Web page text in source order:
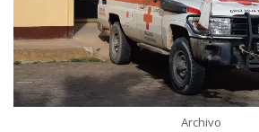
Archivo